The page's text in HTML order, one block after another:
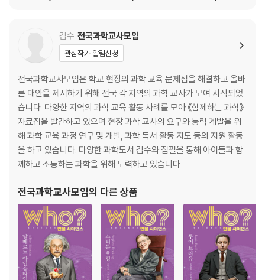
감수 전국과학교사모임
관심작가 알림신청
전국과학교사모임은 학교 현장의 과학 교육 문제점을 해결하고 올바
른 대안을 제시하기 위해 전국 각 지역의 과학 교사가 모여 시작되었
습니다. 다양한 지역의 과학 교육 활동 사례를 모아 《함께하는 과학》
자료집을 발간하고 있으며 현장 과학 교사의 요구와 능력 계발을 위
해 과학 교육 과정 연구 및 개발, 과학 독서 활동 지도 등의 지원 활동
을 하고 있습니다. 다양한 과학도서 감수와 집필을 통해 아이들과 함
께하고 소통하는 과학을 위해 노력하고 있습니다.
전국과학교사모임의 다른 상품